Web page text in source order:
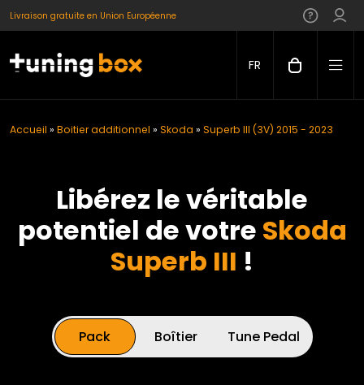
Livraison gratuite en Union Européenne
FR
Accueil » Boitier additionnel » Skoda » Superb III (3V) 2015 - 2023
Libérez le véritable
potentiel de votre Skoda
Superb III !
Pack Boîtier Tune Pedal